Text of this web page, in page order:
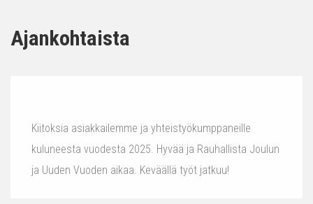
Ajankohtaista
Kiitoksia asiakkailemme ja yhteistyökumppaneille
kuluneesta vuodesta 2025. Hyvää ja Rauhallista Joulun
ja Uuden Vuoden aikaa. Keväällä työt jatkuu!